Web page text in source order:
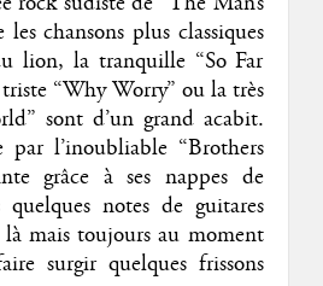
chansons plus classiques
lion, la tranquille “So Far
“Why Worry” ou la très
sont d’un grand acabit.
par l’inoubliable “Brothers
grâce à ses nappes de
quelques notes de guitares
là mais toujours au moment
surgir quelques frissons